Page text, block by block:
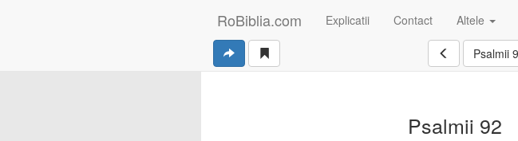
RoBiblia.com Explicatii Contact Altele
Psalmii
Psalmii 92